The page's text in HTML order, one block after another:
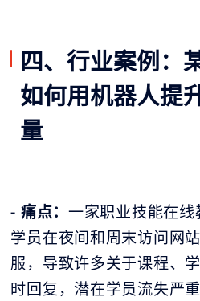
四、行业案例：
如何用机器人提
量
- 痛点：一家职业技能在
学员在夜间和周末访问网
服，导致许多关于课程、
时回复，潜在学员流失严重